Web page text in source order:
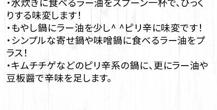
りする味変します！
・もやし鍋にラー油を少し^ ^ピリ辛に味変です！
・シンプルな寄せ鍋や味噌鍋に食べるラー油をプ
ラス！
・キムチチゲなどのピリ辛系の鍋に、更にラー油や
豆板醤で辛味を足します。